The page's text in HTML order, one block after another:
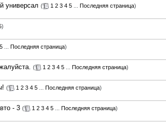
универсал ( 1 2 3 4 5 Последняя страница)
)
5 Последняя страница)
( 1 2 3 4 5 Последняя страница)
( 1 2 3 4 5 Последняя страница)
- 3 ( 1 2 3 4 5 Последняя страница)